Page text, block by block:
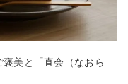
褒美と「直会（なおら